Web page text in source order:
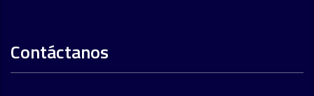
Contáctanos